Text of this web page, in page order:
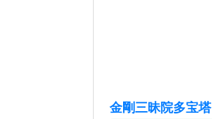
金剛三昧院多宝塔